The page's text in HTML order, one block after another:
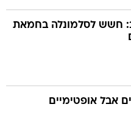
חשש לסלמונלה בחמאת
אבל אופטימיים